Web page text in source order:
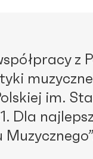
z
im.
Dla